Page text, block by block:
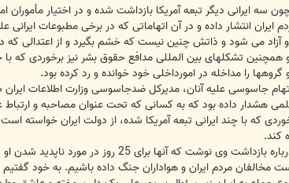
سه ايرانی ديگر تبعه آمريکا بازداشت شده و در اختيار مأموران
انتشار داده و در آن اتهاماتی که در برخی مطبوعات
می شود و ذاتش چنين نیست که خشم بگیرد و از اعتدالی که
تشکلهای بين المللی مدافع حقوق بشر نيز برخوردی که با
گروهها را مداخله در امورداخلی خود خوانده و رد کرده بود.
جاسوسی عليه آنان، مديرکل ضدجاسوسی وزارت اطلاعات
هشدار داده بود که به کسانی که تحت عنوان مصاحبه و ارتباط
که با چند ايرانی تبعه آمريکا شده، از دولت ايران خواسته
کند.
خانواده علی شاکری روز جمعه در بیانیه ای
مخالفان مردم ايران و هواداران جنگ داده باشیم. به خود